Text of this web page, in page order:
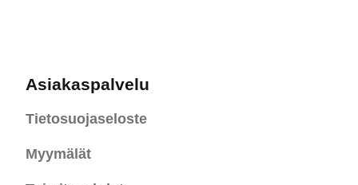
Asiakaspalvelu
Tietosuojaseloste
Myymälät